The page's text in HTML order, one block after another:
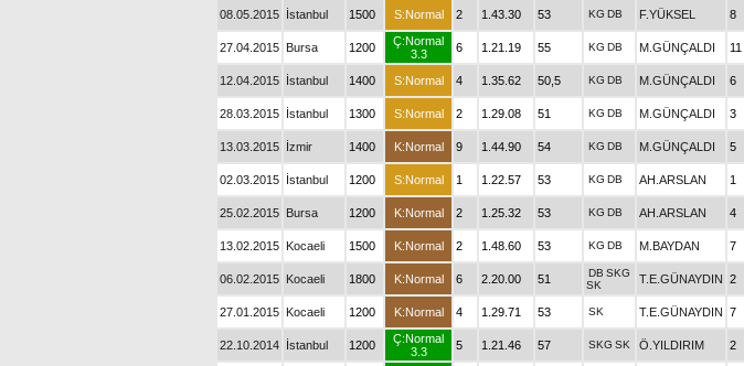
08.05.2015 İstanbul 1500 S:Normal 2 1.43.30 53 KG DB F.YÜKSEL 8
27.04.2015 Bursa 1200
Ç:Normal
3.3
6 1.21.19 55 KG DB M.GÜNÇALDI 11
12.04.2015 İstanbul 1400 S:Normal 4 1.35.62 50,5 KG DB M.GÜNÇALDI 6
28.03.2015 İstanbul 1300 S:Normal 2 1.29.08 51 KG DB M.GÜNÇALDI 3
13.03.2015 İzmir 1400 K:Normal 9 1.44.90 54 KG DB M.GÜNÇALDI 5
02.03.2015 İstanbul 1200 S:Normal 1 1.22.57 53 KG DB AH.ARSLAN 1
25.02.2015 Bursa 1200 K:Normal 2 1.25.32 53 KG DB AH.ARSLAN 4
13.02.2015 Kocaeli 1500 K:Normal 2 1.48.60 53 KG DB M.BAYDAN 7
06.02.2015 Kocaeli 1800 K:Normal 6 2.20.00 51 DB SKG
SK
T.E.GÜNAYDIN 2
27.01.2015 Kocaeli 1200 K:Normal 4 1.29.71 53 SK T.E.GÜNAYDIN 7
22.10.2014 İstanbul 1200
Ç:Normal
3.3
5 1.21.46 57 SKG SK Ö.YILDIRIM 2